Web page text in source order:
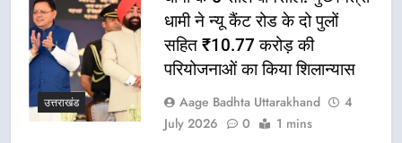
उत्तराखंड
धामी ने न्यू कैंट रोड के दो पुलों
सहित ₹10.77 करोड़ की
परियोजनाओं का किया शिलान्यास
Aage Badhta Uttarakhand
4
July 2026
0 1 mins